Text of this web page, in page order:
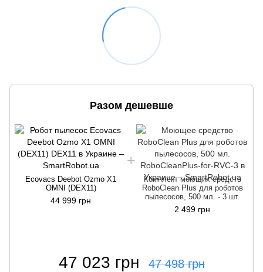
Разом дешевше
Ecovacs Deebot Ozmo X1
OMNI (DEX11)
44 999 грн
Комплект моющих средств
RoboClean Plus для роботов
пылесосов, 500 мл. - 3 шт.
2 499 грн
47 023 грн 47 498 грн